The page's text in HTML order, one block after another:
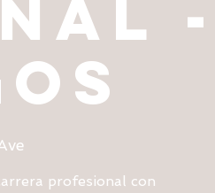
-
profesional con